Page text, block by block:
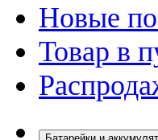
Новые
Товар в